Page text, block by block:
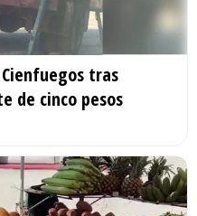
tras
de cinco pesos